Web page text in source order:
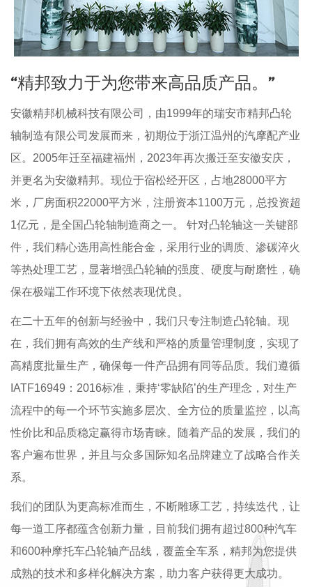
“精邦致力于为您带来高品质产品。”
安徽精邦机械科技有限公司，由1999年的瑞安市精邦凸轮
轴制造有限公司发展而来，初期位于浙江温州的汽摩配产业
区。2005年迁至福建福州，2023年再次搬迁至安徽安庆，
并更名为安徽精邦。现位于宿松经开区，占地28000平方
米，厂房面积22000平方米，注册资本1100万元，总投资超
1亿元，是全国凸轮轴制造商之一。 针对凸轮轴这一关键部
件，我们精心选用高性能合金，采用行业的调质、渗碳淬火
等热处理工艺，显著增强凸轮轴的强度、硬度与耐磨性，确
保在极端工作环境下依然表现优良。
在二十五年的创新与经验中，我们只专注制造凸轮轴。现
在，我们拥有高效的生产线和严格的质量管理制度，实现了
高精度批量生产，确保每一件产品拥有同等品质。我们遵循
IATF16949：2016标准，秉持‘零缺陷’的生产理念，对生产
流程中的每一个环节实施多层次、全方位的质量监控，以高
性价比和品质稳定赢得市场青睐。随着产品的发展，我们的
客户遍布世界，并且与众多国际知名品牌建立了战略合作关
系。
我们的团队为更高标准而生，不断雕琢工艺，持续迭代，让
每一道工序都蕴含创新力量，目前我们拥有超过800种汽车
和600种摩托车凸轮轴产品线，覆盖全车系，精邦为您提供
成熟的技术和多样化解决方案，助力客户获得更大成功。